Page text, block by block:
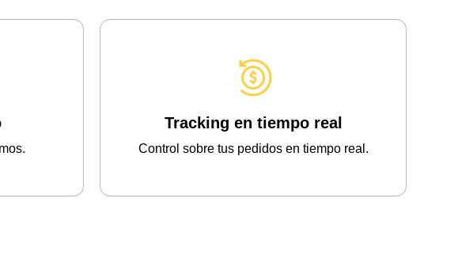
Tracking en tiempo real
Control sobre tus pedidos en tiempo real.